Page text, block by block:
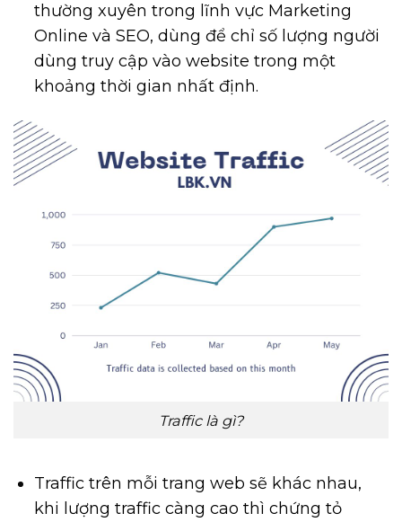
thường xuyên trong lĩnh vực Marketing
Online và SEO, dùng để chỉ số lượng người
dùng truy cập vào website trong một
khoảng thời gian nhất định.
Traffic là gì?
Traffic trên mỗi trang web sẽ khác nhau,
khi lượng traffic càng cao thì chứng tỏ